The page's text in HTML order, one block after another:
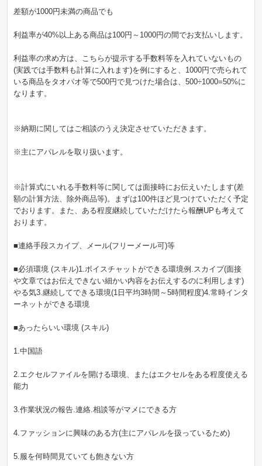
差額が1000円未満の商品でも
利益率が40%以上ある商品は100円～1000円の間でお支払いします。
利益率の求め方は、こちらが提示する手数料等を入れていないもの
(実践では手数料も計算に入れます)を例にすると、1000円で売られて
いる商品をタオパオ等で500円で見つけた場合は、500÷1000=50%に
なります。
※納期に関してはご相談のうえ決定させていただきます。
※主にアパレルを取り扱います。
※計算式にいれる手数料等に関しては面接時にお伝えいたします(差
額の計算方法、除外商品等)。まずは100件ほど見つけていただく予定
でおります。また、ある程度継続していただけたら報酬UPも考えて
おります。
■連絡手段スカイプ、メール(フリーメール可)等
■必須環境 (スキル)1.ボイスチャットができる環境例.スカイプ(面接
や文章ではお伝えできない細かい内容をお伝えするのに利用します)
やる気3.継続してできる環境(1日平均3時間～5時間程度)4.常時インタ
ーネットができる環境
■あったらいい環境 (スキル)
1.中国語
2.エクセルファイルを開ける環境、またはエクセルをある程度使える
能力
3.作業状況の報告.連絡.相談等がマメにできる方
4.ファッションに興味のある方(主にアパレルを扱っているため)
5.服を何時間見ていても飽きない方